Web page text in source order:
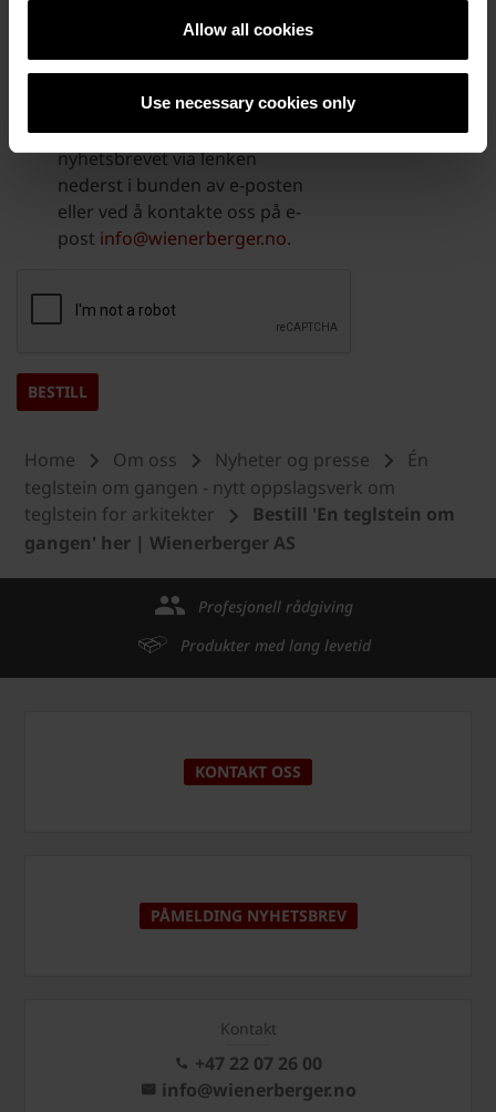
Allow all cookies
Use necessary cookies only
personopplysninger finner du
våre retningslinjer for
personvern.
Du kan når som helst stoppe
ditt abonnement på
nyhetsbrevet via lenken
nederst i bunden av e-posten
eller ved å kontakte oss på e-
post info@wienerberger.no.
Home Om oss Nyheter og presse
Én
teglstein om gangen - nytt oppslagsverk om
teglstein for arkitekter
Bestill 'En teglstein om
gangen' her | Wienerberger AS
Profesjonell rådgiving
Produkter med lang levetid
KONTAKT OSS
PÅMELDING NYHETSBREV
Kontakt
+47 22 07 26 00
info@wienerberger.no